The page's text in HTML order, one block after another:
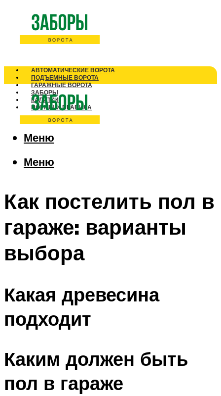
АВТОМАТИЧЕСКИЕ ВОРОТА
ПОДЪЕМНЫЕ ВОРОТА
ГАРАЖНЫЕ ВОРОТА
ЗАБОРЫ
КАЛИТКИ
НОРМЫ И ПРАВИЛА
Меню
Меню
Как постелить пол в
гараже: варианты
выбора
Какая древесина
подходит
Каким должен быть
пол в гараже